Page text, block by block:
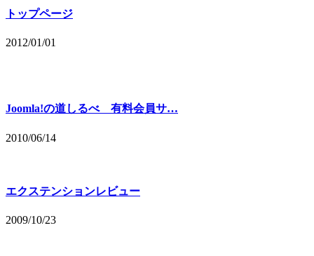
トップページ
2012/01/01
Joomla!の道しるべ 有料会員サ…
2010/06/14
エクステンションレビュー
2009/10/23